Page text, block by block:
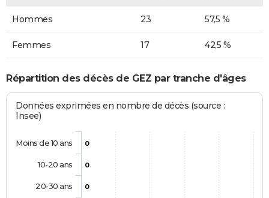
Hommes 23 57,5 %
Femmes 17 42,5 %
Répartition des décès de GEZ par tranche d'âges
Données exprimées en nombre de décès (source :
Insee)
0
0
0
Moins de 10 ans
10-20 ans
20-30 ans